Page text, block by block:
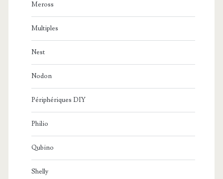
Meross
Multiples
Nest
Nodon
Périphériques DIY
Philio
Qubino
Shelly